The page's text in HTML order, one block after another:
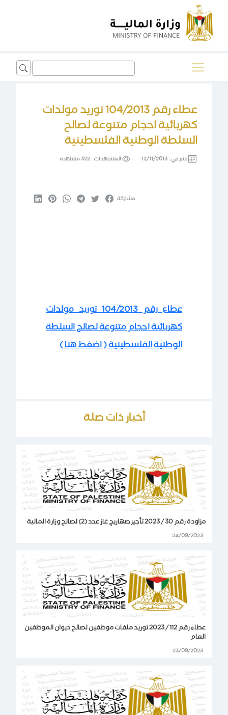
Search
for:
عطاء رقم 104/2013 توريد مولدات
كهربائية احجام متنوعة لصالح
السلطة الوطنية الفلسطينية
نشر في :12/11/2013 المشاهدات :322 مشاهدة
مشاركة
عطاء رقم 104/2013 توريد مولدات
كهربائية احجام متنوعة لصالح السلطة
الوطنية الفلسطينية ( اضغط هنا )
أخبار ذات صلة
مزاودة رقم 30 / 2023 تأجير صهاريج غاز عدد (2) لصالح وزارة المالية
24/09/2023
عطاء رقم 112 / 2023 توريد ملفات موظفين لصالح ديوان الموظفين
العام
23/09/2023